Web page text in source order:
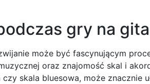
gry na
może być fascynującym
oraz znajomość skal i
skala bluesowa, może znacznie